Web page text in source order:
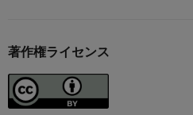
著作権ライセンス